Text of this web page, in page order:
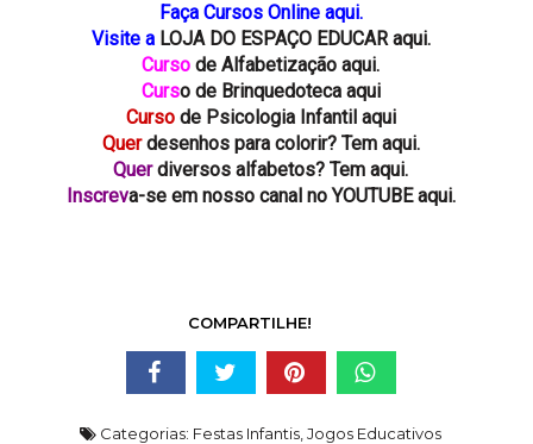
Faça Cursos Online aqui.
Visite a LOJA DO ESPAÇO EDUCAR aqui.
Cursode Alfabetização aqui.
Curso de Brinquedoteca aqui
Curso de Psicologia Infantil aqui
Querdesenhos para colorir? Tem aqui.
Querdiversos alfabetos? Tem aqui.
Inscreva-se em nosso canal no YOUTUBE aqui.
COMPARTILHE!
Categorias: Festas Infantis ,Jogos Educativos